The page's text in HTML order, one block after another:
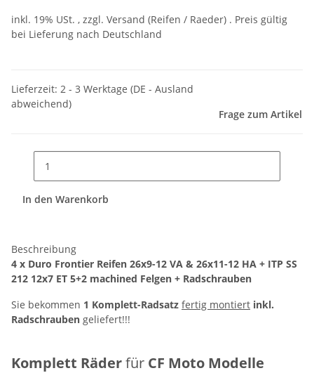
inkl. 19% USt. , zzgl. Versand (Reifen / Raeder) . Preis gültig
bei Lieferung nach Deutschland
Lieferzeit: 2 - 3 Werktage (DE - Ausland
abweichend)
Frage zum Artikel
In den Warenkorb
Beschreibung
4 x Duro Frontier Reifen 26x9-12 VA & 26x11-12 HA + ITP SS
212 12x7 ET 5+2 machined Felgen + Radschrauben
Sie bekommen 1 Komplett-Radsatz fertig montiert inkl.
Radschrauben geliefert!!!
Komplett Räderfür CF Moto Modelle